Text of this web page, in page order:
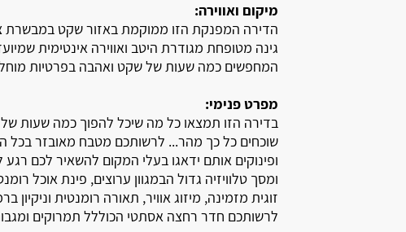
אשרת
אלקוש
אביטל
אמירים
אליקים
אחיהוד
מיקום ואווירה:
הדירה המפנקת הזו ממוקמת באזור שקט במבשרת
גינה מטופחת מגודרת היטב ואווירה אינטימית
המחפשים כמה שעות של שקט ואהבה בפרטיות
מפרט פנימי:
בדירה הזו תמצאו כל מה שיכל להפוך כמה שעות
שוכחים כל כך מהר... לרשותכם מטבח מאובזר בכל
ופינוקים אותם ידאגו בעלי המקום להשאיר לכם רגע
ומסך טלוויזיה גדול הבמגוון ערוצים, פינת אוכל
זוגית מזמינה, מיזוג אוויר, תאורה רומנטית וניקיון
לרשותכם חדר רחצה אסתטי הכוללל תמרוקים